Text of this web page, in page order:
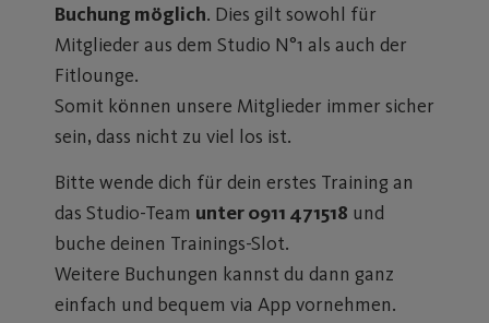
Buchung möglich. Dies gilt sowohl für
Mitglieder aus dem Studio N°1 als auch der
Fitlounge.
Somit können unsere Mitglieder immer sicher
sein, dass nicht zu viel los ist.
Bitte wende dich für dein erstes Training an
das Studio-Team unter 0911 471518 und
buche deinen Trainings-Slot.
Weitere Buchungen kannst du dann ganz
einfach und bequem via App vornehmen.